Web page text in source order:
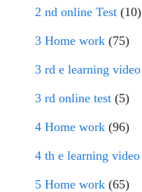
2 nd online Test (10)
3 Home work (75)
3 rd e learning video
3 rd online test (5)
4 Home work (96)
4 th e learning video
5 Home work (65)